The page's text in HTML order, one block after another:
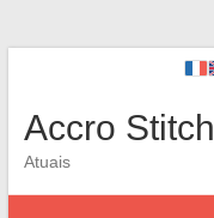
Accro Stitch
Atuais